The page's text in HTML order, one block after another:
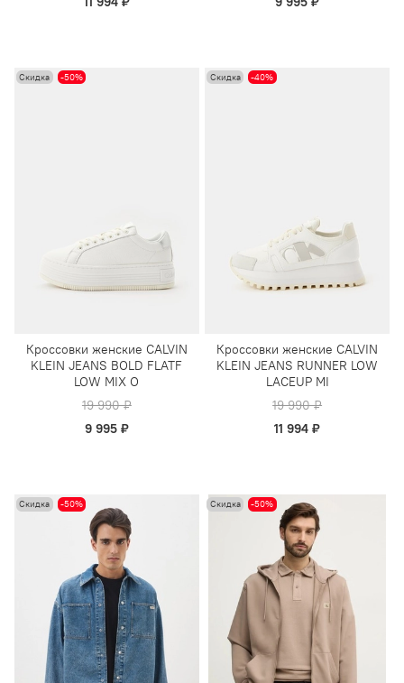
Скидка -50%
Кроссовки женские CALVIN
KLEIN JEANS BOLD FLATF
LOW MIX O
19 990 ₽
9 995 ₽
Скидка -40%
Кроссовки женские CALVIN
KLEIN JEANS RUNNER LOW
LACEUP MI
19 990 ₽
11 994 ₽
Скидка -50% Скидка -50%